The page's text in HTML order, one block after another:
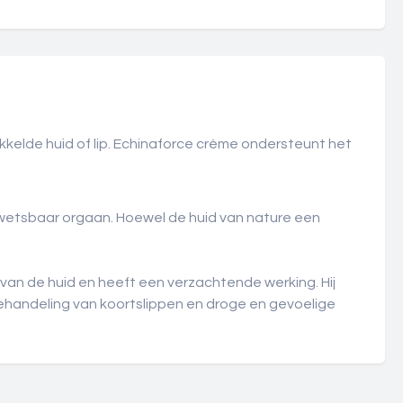
huid of lip. Echinaforce crème ondersteunt het
orgaan. Hoewel de huid van nature een
de huid en heeft een verzachtende werking. Hij
van koortslippen en droge en gevoelige